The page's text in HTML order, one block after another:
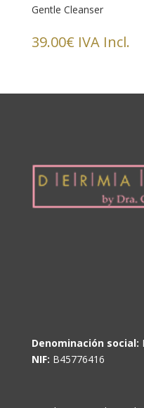
Gentle Cleanser
39.00€ IVA Incl.
Denominación social:
NIF: B45776416